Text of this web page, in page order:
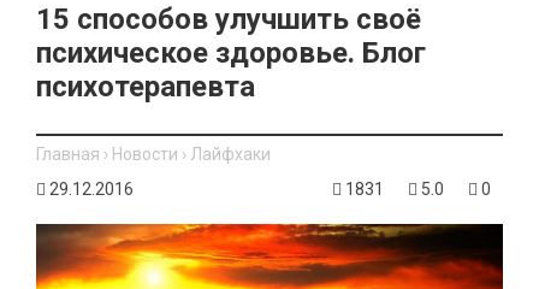
15 способов улучшить своё
психическое здоровье. Блог
психотерапевта
Главная › Новости › Лайфхаки
29.12.2016
1831 5.0 0